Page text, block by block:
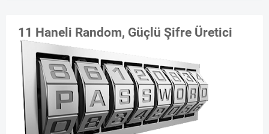
11 Haneli Random, Güçlü Şifre Üretici